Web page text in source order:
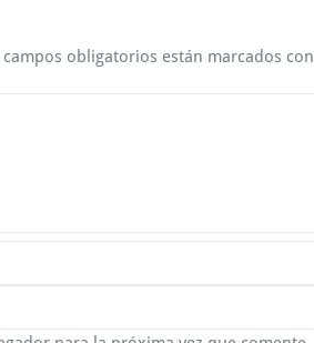
campos obligatorios están marcados con